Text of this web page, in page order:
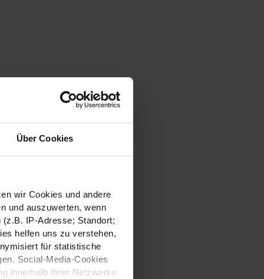
Über Cookies
wir Cookies und andere
und auszuwerten, wenn
IP-Adresse; Standort;
helfen uns zu verstehen,
für statistische
Social-Media-Cookies
innerhalb Ihrer Netzwerke